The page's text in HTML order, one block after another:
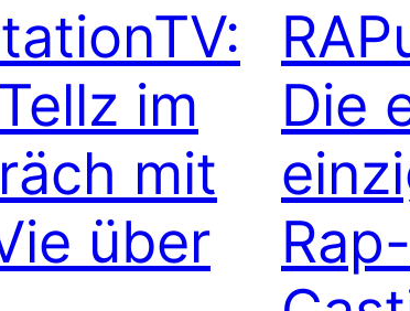
im
mit
über
Die
Rap-